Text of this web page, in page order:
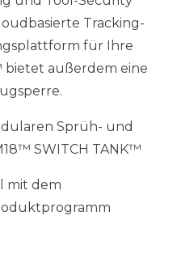
Tracking-
für Ihre
bietet außerdem eine
Sprüh- und
SWITCH TANK™
mit dem